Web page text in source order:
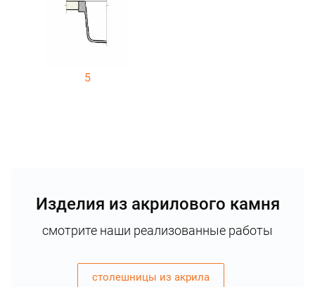
5
Изделия из акрилового камня
смотрите наши реализованные работы
столешницы из акрила